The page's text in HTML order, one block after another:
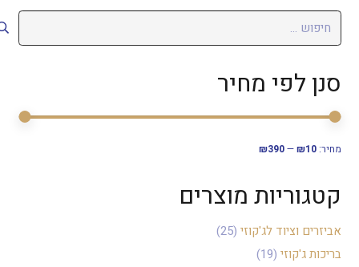
חיפוש:
סנן לפי מחיר
מחיר:₪10
—
₪390
קטגוריות מוצרים
אביזרים וציוד לג'קוזי (25)
בריכות ג'קוזי (19)